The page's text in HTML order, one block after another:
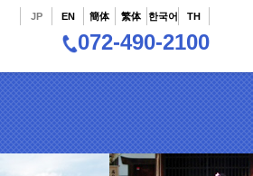
JP EN 簡体 繁体 한국어 TH
072-490-2100